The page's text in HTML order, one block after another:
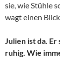
sie, wie Stühle
wagt einen
Julien ist da.
ruhig. Wie